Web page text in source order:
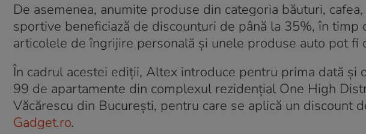
De asemenea, anumite produse din categoria băuturi,
sportive beneficiază de discounturi de până la 35%, în
articolele de îngrijire personală și unele produse auto pot fi
În cadrul acestei ediții, Altex introduce pentru prima dată și
99 de apartamente din complexul rezidențial One High
Văcărescu din București, pentru care se aplică un discount
Gadget.ro.